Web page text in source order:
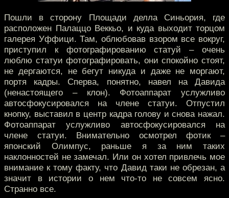
Пошли в сторону Площади делла Синьория, где
расположен Палаццо Веккьо, и куда выходит торцом
галерея Уффици. Там, облюбовав взором все вокруг,
приступил к фотографированию статуй – очень
люблю статуи фотографировать, они спокойно стоят,
не дергаются, не бегут никуда и даже не моргают,
портя кадры. Сперва, понятно, навел на Давида
(ненастоящего – клон). Фотоаппарат услужливо
автосфокусировался на члене статуи. Отпустил
кнопку, выставил в центр кадра голову и снова нажал.
Фотоаппарат услужливо автосфокусировался на
члене статуи. Внимательно осмотрел фотик –
японский Олимпус, раньше я за ним таких
наклонностей не замечал. Или он хотел привлечь мое
внимание к тому факту, что Давид таки не обрезан, а
значит в истории о нем что-то не совсем ясно.
Странно все.